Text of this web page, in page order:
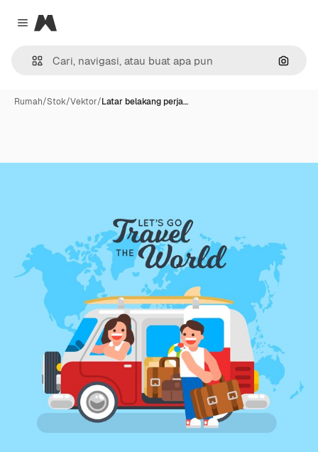
Close menu
Magnific
Rumah/Stok/Vektor/Latar belakang perja…